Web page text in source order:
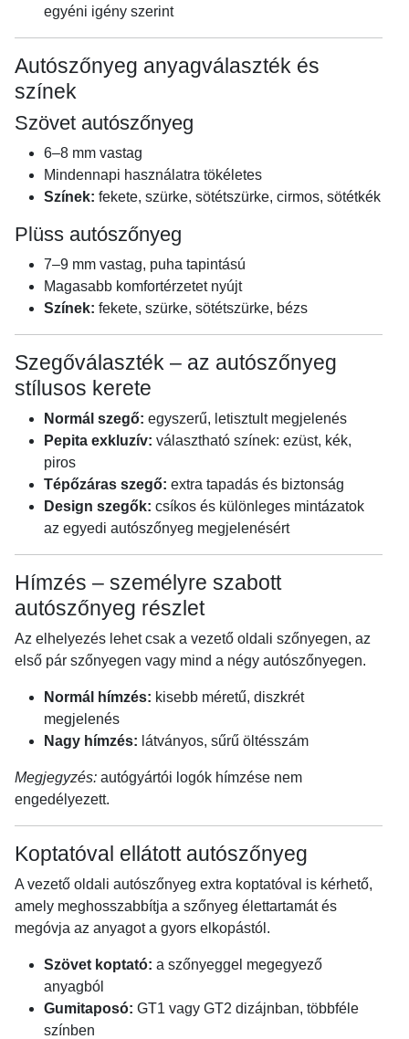
egyéni igény szerint
Autószőnyeg anyagválaszték és
színek
Szövet autószőnyeg
6–8 mm vastag
Mindennapi használatra tökéletes
Színek: fekete, szürke, sötétszürke, cirmos, sötétkék
Plüss autószőnyeg
7–9 mm vastag, puha tapintású
Magasabb komfortérzetet nyújt
Színek: fekete, szürke, sötétszürke, bézs
Szegőválaszték – az autószőnyeg
stílusos kerete
Normál szegő: egyszerű, letisztult megjelenés
Pepita exkluzív: választható színek: ezüst, kék,
piros
Tépőzáras szegő: extra tapadás és biztonság
Design szegők: csíkos és különleges mintázatok
az egyedi autószőnyeg megjelenésért
Hímzés – személyre szabott
autószőnyeg részlet
Az elhelyezés lehet csak a vezető oldali szőnyegen, az
első pár szőnyegen vagy mind a négy autószőnyegen.
Normál hímzés: kisebb méretű, diszkrét
megjelenés
Nagy hímzés: látványos, sűrű öltésszám
Megjegyzés: autógyártói logók hímzése nem
engedélyezett.
Koptatóval ellátott autószőnyeg
A vezető oldali autószőnyeg extra koptatóval is kérhető,
amely meghosszabbítja a szőnyeg élettartamát és
megóvja az anyagot a gyors elkopástól.
Szövet koptató: a szőnyeggel megegyező
anyagból
Gumitaposó: GT1 vagy GT2 dizájnban, többféle
színben